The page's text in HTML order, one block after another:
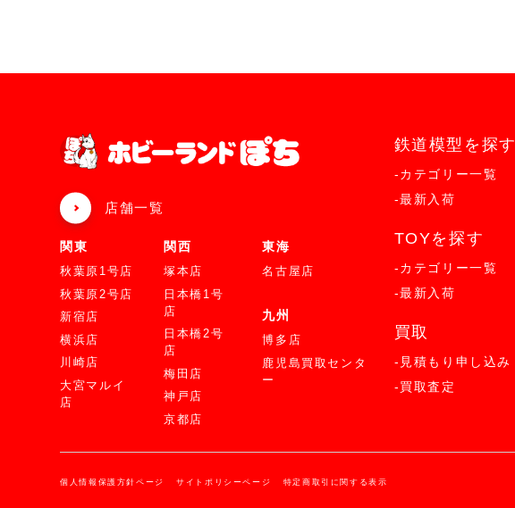
店舗一覧
関東
秋葉原1号店
秋葉原2号店
新宿店
横浜店
川崎店
大宮マルイ
店
関西
塚本店
日本橋1号
店
日本橋2号
店
梅田店
神戸店
京都店
東海
名古屋店
九州
博多店
鹿児島買取センタ
ー
鉄道模型を探す
-カテゴリー一覧
-最新入荷
TOYを探す
-カテゴリー一覧
-最新入荷
買取
-見積もり申し込み
-買取査定
個人情報保護方針ページ サイトポリシーページ 特定商取引に関する表示